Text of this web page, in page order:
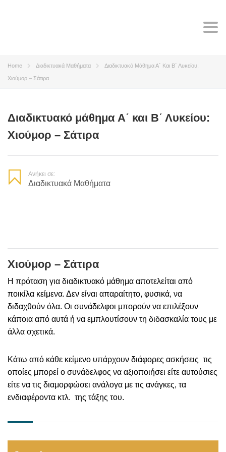
Home Διαδικτυακά Μαθήματα Διαδικτυακό Μάθημα Α΄ Και Β΄ Λυκείου:
Χιούμορ – Σάτιρα
Διαδικτυακό μάθημα Α΄ και Β΄ Λυκείου:
Χιούμορ – Σάτιρα
Ανήκει σε:
Διαδικτυακά Μαθήματα
Χιούμορ – Σάτιρα
Η πρόταση για διαδικτυακό μάθημα αποτελείται από
ποικίλα κείμενα. Δεν είναι απαραίτητο, φυσικά, να
διδαχθούν όλα. Οι συνάδελφοι μπορούν να επιλέξουν
κάποια από αυτά ή να εμπλουτίσουν τη διδασκαλία τους με
άλλα σχετικά.
Κάτω από κάθε κείμενο υπάρχουν διάφορες ασκήσεις τις
οποίες μπορεί ο συνάδελφος να αξιοποιήσει είτε αυτούσιες
είτε να τις διαμορφώσει ανάλογα με τις ανάγκες, τα
ενδιαφέροντα κτλ. της τάξης του.